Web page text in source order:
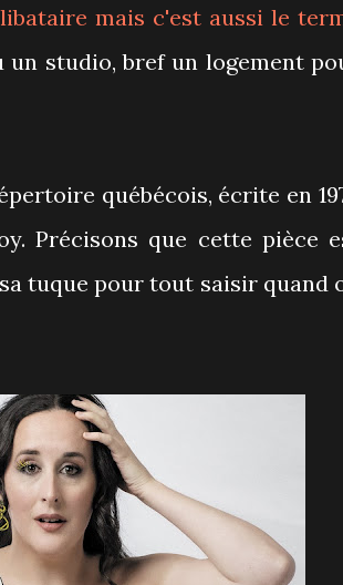
mais c'est aussi le
studio, bref un logement
québécois, écrite en
Précisons que cette pièce
tuque pour tout saisir quand